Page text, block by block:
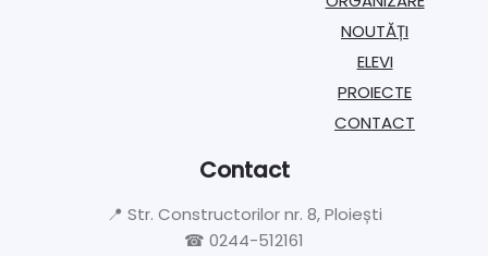
NOUTĂȚI
ELEVI
PROIECTE​
CONTACT
Contact
📍 Str. Constructorilor nr. 8, Ploiești
☎ 0244-512161